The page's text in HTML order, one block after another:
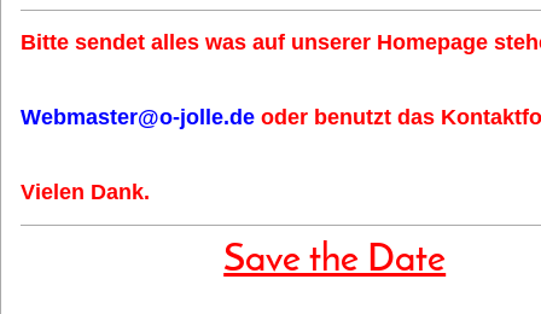
Bitte sendet alles was auf unserer Homepage
Webmaster@o-jolle.de oder benutzt das
Vielen Dank.
Save the Date